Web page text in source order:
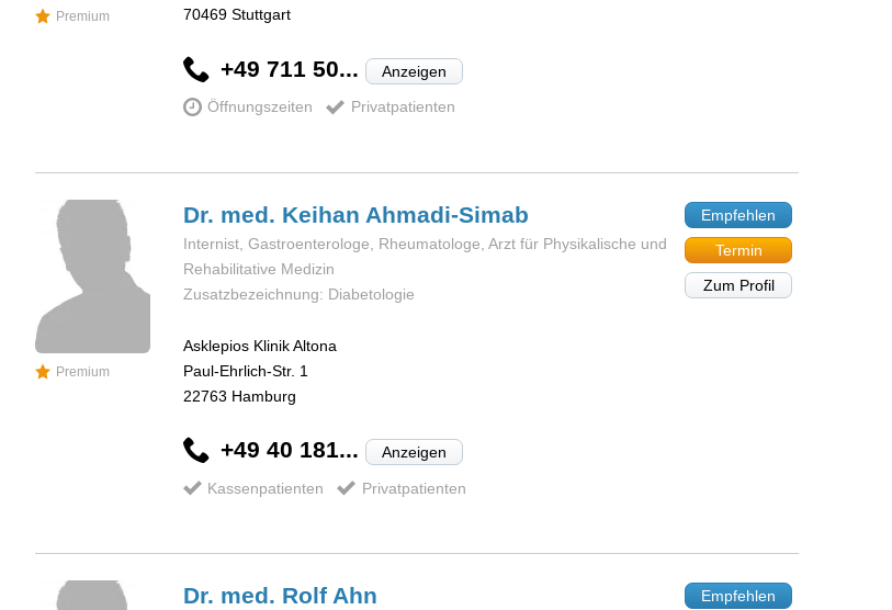
Premium
70469 Stuttgart
+49 711 50... Anzeigen
Öffnungszeiten Privatpatienten
Premium
Dr. med. Keihan Ahmadi-Simab
Internist, Gastroenterologe, Rheumatologe, Arzt für Physikalische und
Rehabilitative Medizin
Zusatzbezeichnung: Diabetologie
Asklepios Klinik Altona
Paul-Ehrlich-Str. 1
22763 Hamburg
+49 40 181... Anzeigen
Kassenpatienten Privatpatienten
Empfehlen
Termin
Zum Profil
Dr. med. Rolf Ahn
Empfehlen